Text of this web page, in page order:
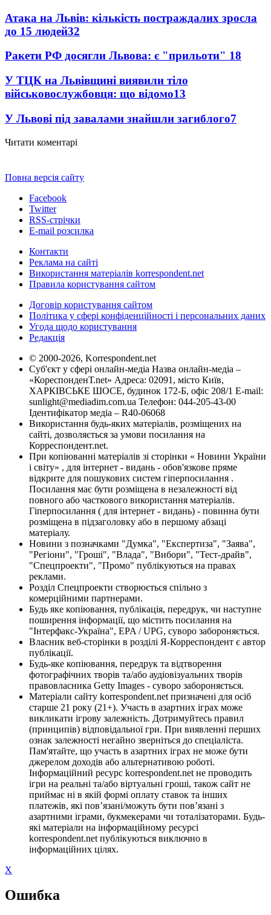
Атака на Львів: кількість постраждалих зросла
до 15 людей32
Ракети РФ досягли Львова: є "прильоти" 18
У ТЦК на Львівщині виявили тіло
військовослужбовця: що відомо13
У Львові під завалами знайшли загиблого7
Читати коментарі
Повна версія сайту
Facebook
Twitter
RSS-стрічки
E-mail розсилка
Контакти
Реклама на сайті
Використання матеріалів korrespondent.net
Правила користування сайтом
Договір користування сайтом
Політика у сфері конфіденційності і персональних даних
Угода щодо користування
Редакція
© 2000-2026, Korrespondent.net
Суб'єкт у сфері онлайн-медіа Назва онлайн-медіа –
«КореспонденТ.net» Адреса: 02091, місто Київ,
ХАРКІВСЬКЕ ШОСЕ, будинок 172-Б, офіс 208/1 E-mail:
sunlight@mediadim.com.ua Телефон: 044-205-43-00
Ідентифікатор медіа – R40-06068
Використання будь-яких матеріалів, розміщених на
сайті, дозволяється за умови посилання на
Корреспондент.net.
При копіюванні матеріалів зі сторінки « Новини України
і світу» , для інтернет - видань - обов'язкове пряме
відкрите для пошукових систем гіперпосилання .
Посилання має бути розміщена в незалежності від
повного або часткового використання матеріалів.
Гіперпосилання ( для інтернет - видань) - повинна бути
розміщена в підзаголовку або в першому абзаці
матеріалу.
Новини з позначками "Думка", "Експертиза", "Заява",
"Регіони", "Гроші", "Влада", "Вибори", "Тест-драйв",
"Спецпроекти", "Промо" публікуються на правах
реклами.
Розділ Спецпроекти створюється спільно з
комерційними партнерами.
Будь яке копіювання, публікація, передрук, чи наступне
поширення інформації, що містить посилання на
"Інтерфакс-Україна", EPA / UPG, суворо забороняється.
Власник веб-сторінки в розділі Я-Корреспондент є автор
публікації.
Будь-яке копіювання, передрук та відтворення
фотографічних творів та/або аудіовізуальних творів
правовласника Getty Images - суворо забороняється.
Матеріали сайту korrespondent.net призначені для осіб
старше 21 року (21+). Участь в азартних іграх може
викликати ігрову залежність. Дотримуйтесь правил
(принципів) відповідальної гри. При виявленні перших
ознак залежності негайно зверніться до спеціаліста.
Пам'ятайте, що участь в азартних іграх не може бути
джерелом доходів або альтернативою роботі.
Інформаційний ресурс korrespondent.net не проводить
ігри на реальні та/або віртуальні гроші, також сайт не
приймає ні в якій формі оплату ставок та інших
платежів, які пов’язані/можуть бути пов’язані з
азартними іграми, букмекерами чи тоталізаторами. Будь-
які матеріали на інформаційному ресурсі
korrespondent.net публікуються виключно в
інформаційних цілях.
X
Ошибка